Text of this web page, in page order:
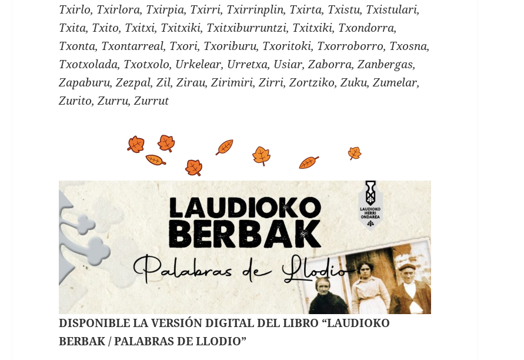
Txirlo, Txirlora, Txirpia, Txirri, Txirrinplin, Txirta, Txistu, Txistulari,
Txita, Txito, Txitxi, Txitxiki, Txitxiburruntzi, Txitxiki, Txondorra,
Txonta, Txontarreal, Txori, Txoriburu, Txoritoki, Txorroborro, Txosna,
Txotxolada, Txotxolo, Urkelear, Urretxa, Usiar, Zaborra, Zanbergas,
Zapaburu, Zezpal, Zil, Zirau, Zirimiri, Zirri, Zortziko, Zuku, Zumelar,
Zurito, Zurru, Zurrut
DISPONIBLE LA VERSIÓN DIGITAL DEL LIBRO “LAUDIOKO
BERBAK / PALABRAS DE LLODIO”